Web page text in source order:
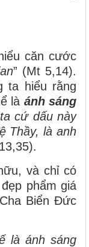
căn cước
” (Mt 5,14).
ta hiểu rằng
là ánh sáng
cứ dấu này
Thầy, là anh
và chỉ có
phẩm giá
Biển Đức
là ánh sáng